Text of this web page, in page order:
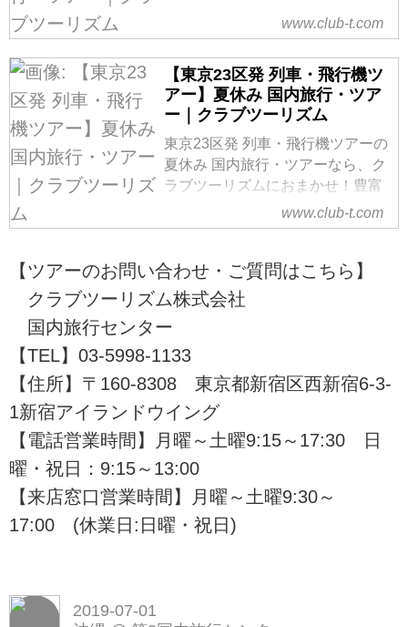
沖縄旅行・ツアーなら、クラブツ
ーリズム！添乗員付きツアーなら
しっかりサポート！フリープラン
は自由気ままに！美ら海水族館、
首里城、万座毛、辺戸岬などの観
光地や、沖縄行きのおすすめのツ
アーをご紹介。ツアーの検索・ご
予約も簡単です。
www.club-t.com
【東京23区発 列車・飛行機ツ
アー】夏休み 国内旅行・ツア
ー｜クラブツーリズム
東京23区発 列車・飛行機ツアーの
夏休み 国内旅行・ツアーなら、ク
ラブツーリズムにおまかせ！豊富
なツアーラインナップ、添乗員同
行ツアーも多数ご用意しておりま
の観光地やツアーをご紹介。ツア
ーの検索・ご予約も簡単です。
www.club-t.com
【ツアーのお問い合わせ・ご質問はこちら】
クラブツーリズム株式会社
国内旅行センター
【TEL】03-5998-1133
【住所】〒160-8308 東京都新宿区西新宿6-3-
1新宿アイランドウイング
【電話営業時間】月曜～土曜9:15～17:30 日
曜・祝日：9:15～13:00
【来店窓口営業時間】月曜～土曜9:30～
17:00 (休業日:日曜・祝日)
2019-07-01